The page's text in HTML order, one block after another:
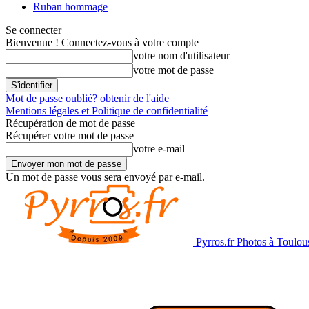
Ruban hommage
Se connecter
Bienvenue ! Connectez-vous à votre compte
votre nom d'utilisateur
votre mot de passe
Mot de passe oublié? obtenir de l'aide
Mentions légales et Politique de confidentialité
Récupération de mot de passe
Récupérer votre mot de passe
votre e-mail
Un mot de passe vous sera envoyé par e-mail.
Pyrros.fr Photos à